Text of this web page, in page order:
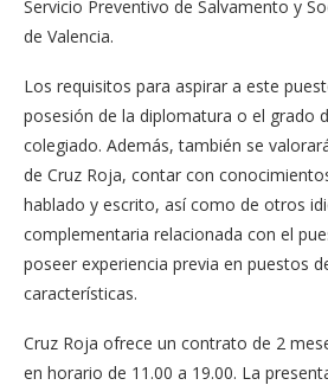
Servicio Preventivo de Salvamento y
de Valencia.
Los requisitos para aspirar a este
posesión de la diplomatura o el grado
colegiado. Además, también se
de Cruz Roja, contar con
hablado y escrito, así como de otros
complementaria relacionada con el
poseer experiencia previa en puestos
características.
Cruz Roja ofrece un contrato de 2
en horario de 11.00 a 19.00. La